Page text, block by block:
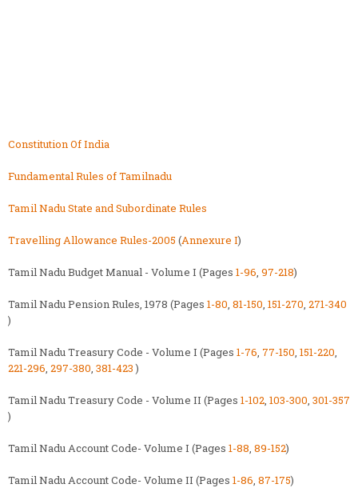
Constitution Of India
Fundamental Rules of Tamilnadu
Tamil Nadu State and Subordinate Rules
Travelling Allowance Rules-2005 (Annexure I)
Tamil Nadu Budget Manual - Volume I (Pages 1-96, 97-218)
Tamil Nadu Pension Rules, 1978 (Pages 1-80, 81-150, 151-270, 271-340
)
Tamil Nadu Treasury Code - Volume I (Pages 1-76, 77-150, 151-220,
221-296, 297-380, 381-423)
Tamil Nadu Treasury Code - Volume II (Pages 1-102, 103-300, 301-357
)
Tamil Nadu Account Code- Volume I (Pages 1-88, 89-152)
Tamil Nadu Account Code- Volume II (Pages 1-86, 87-175)